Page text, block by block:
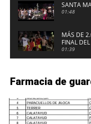
SANTA
01:48
MÁS DE
FINAL
FUERTE
01:39
Farmacia de